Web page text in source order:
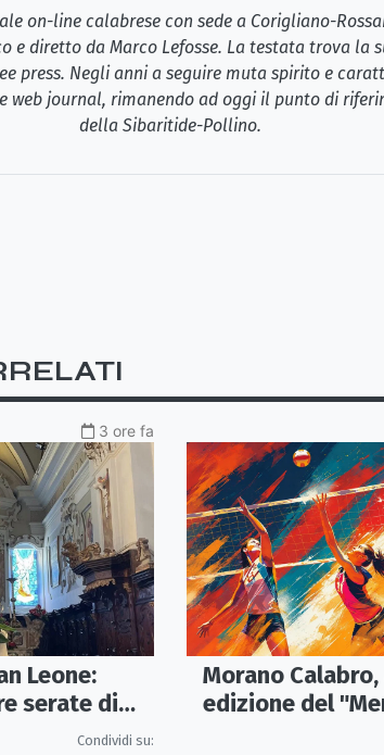
on-line calabrese con sede a Corigliano-
e diretto da Marco Lefosse. La testata trova la
press. Negli anni a seguire muta spirito e
web journal, rimanendo ad oggi il punto di
della Sibaritide-Pollino.
3 ore fa
Leone:
serate di
Condividi su:
Morano Calabro,
edizione del